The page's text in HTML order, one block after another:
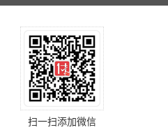
扫一扫添加微信